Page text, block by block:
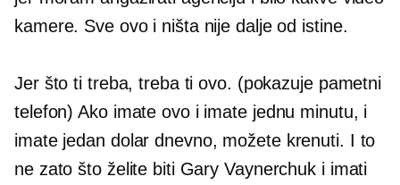
kamere. Sve ovo i ništa nije dalje od istine.
Jer što ti treba, treba ti ovo. (pokazuje pametni
telefon) Ako imate ovo i imate jednu minutu, i
imate jedan dolar dnevno, možete krenuti. I to
ne zato što želite biti Gary Vaynerchuk i imati